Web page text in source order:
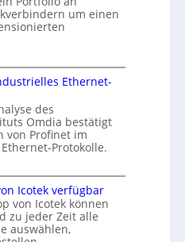
um einen
Ethernet-
des
Omdia bestätigt
von Profinet im
Protokolle.
Icotek verfügbar
von Icotek können
zu jeder Zeit alle
auswählen,